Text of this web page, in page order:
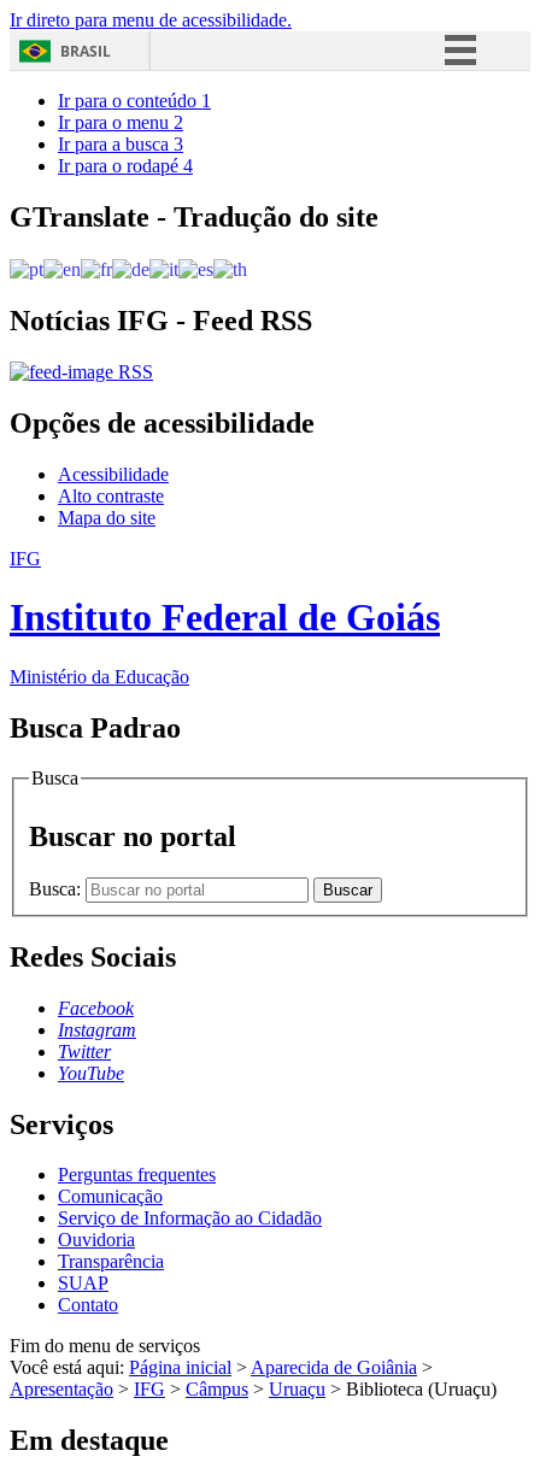
Ir direto para menu de acessibilidade.
BRASIL
Acesso à informação
Ir para o conteúdo 1
Ir para o menu 2
Ir para a busca 3
Ir para o rodapé 4
GTranslate - Tradução do site
Notícias IFG - Feed RSS
RSS
Opções de acessibilidade
Acessibilidade
Alto contraste
Mapa do site
IFG
Instituto Federal de Goiás
Ministério da Educação
Busca Padrao
Busca
Buscar no portal
Busca: Buscar
Redes Sociais
Facebook
Instagram
Twitter
YouTube
Serviços
Perguntas frequentes
Comunicação
Serviço de Informação ao Cidadão
Ouvidoria
Transparência
SUAP
Contato
Fim do menu de serviços
Você está aqui: Página inicial >Aparecida de Goiânia >
Apresentação > IFG > Câmpus > Uruaçu > Biblioteca (Uruaçu)
Em destaque